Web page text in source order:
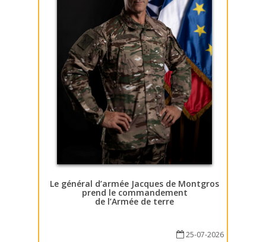
Le général d’armée Jacques de Montgros
prend le commandement
de l’Armée de terre
25-07-2026